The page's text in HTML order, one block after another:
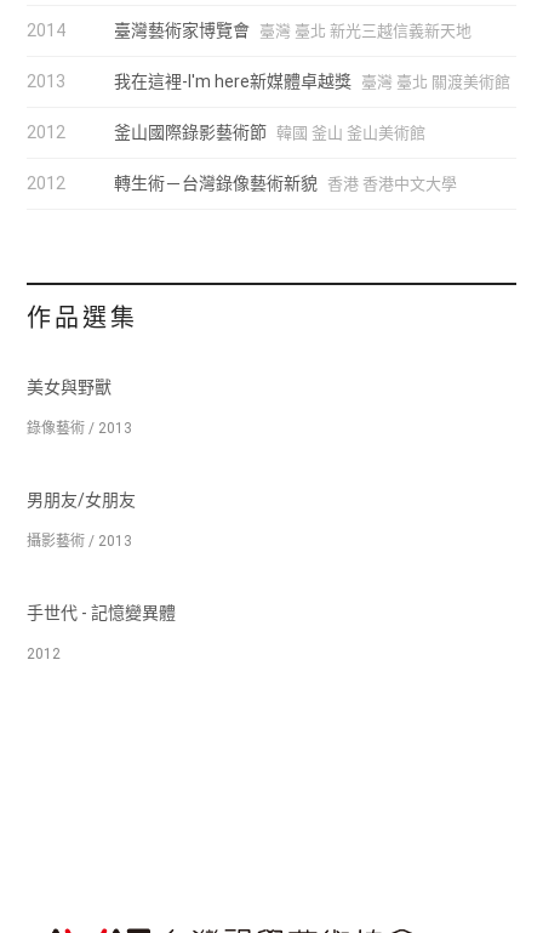
2014 臺灣藝術家博覽會 臺灣 臺北 新光三越信義新天地
2013 我在這裡-I'm here新媒體卓越獎 臺灣 臺北 關渡美術館
2012 釜山國際錄影藝術節 韓國 釜山 釜山美術館
2012 轉生術－台灣錄像藝術新貌 香港 香港中文大學
作品選集
美女與野獸
錄像藝術 / 2013
男朋友/女朋友
攝影藝術 / 2013
手世代 - 記憶變異體
2012